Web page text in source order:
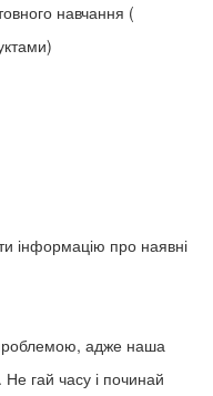
навчання (
інформацію про наявні
адже наша
гай часу і починай